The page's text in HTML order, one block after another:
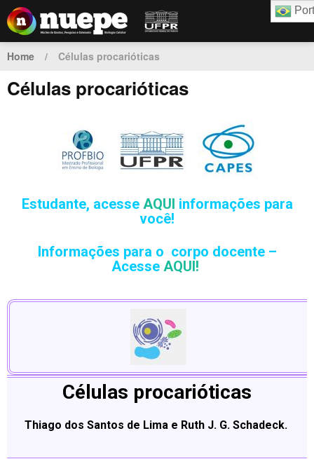
Home / Células procarióticas
Células procarióticas
Estudante, acesse AQUI informações para
você!
Informações para o corpo docente –
Acesse AQUI!
Células procarióticas
Thiago dos Santos de Lima e Ruth J. G. Schadeck.